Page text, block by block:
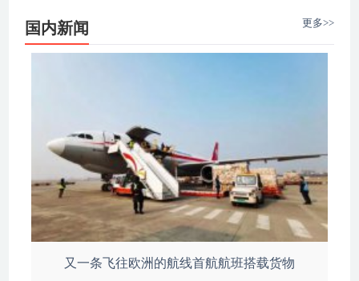
国内新闻 更多>>
又一条飞往欧洲的航线首航航班搭载货物